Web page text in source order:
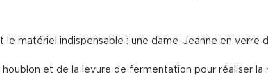
matériel indispensable : une dame-Jeanne en verre
houblon et de la levure de fermentation pour réaliser la